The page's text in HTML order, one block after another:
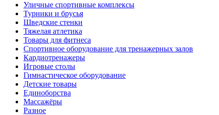
Уличные спортивные комплексы
Турники и брусья
Шведские стенки
Тяжелая атлетика
Товары для фитнеса
Спортивное оборудование для тренажерных залов
Кардиотренажеры
Игровые столы
Гимнастическое оборудование
Детские товары
Единоборства
Массажёры
Разное